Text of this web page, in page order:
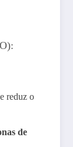
reduz o
de